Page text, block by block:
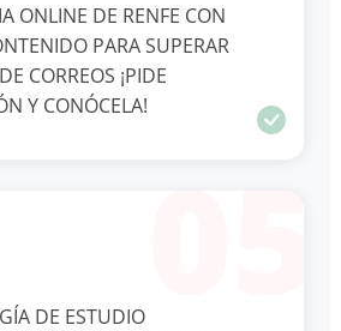
ONLINE DE RENFE CON
PARA SUPERAR
CORREOS ¡PIDE
Y CONÓCELA!
DE ESTUDIO